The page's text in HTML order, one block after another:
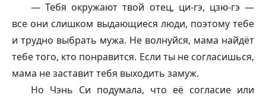
— Тебя окружают твой отец, ци-гэ, цзю-гэ —
все они слишком выдающиеся люди, поэтому тебе
и трудно выбрать мужа. Не волнуйся, мама найдёт
тебе того, кто понравится. Если ты не согласишься,
мама не заставит тебя выходить замуж.
Но Чэнь Си подумала, что её согласие или